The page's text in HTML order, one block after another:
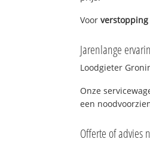
Voor
Jarenlange
Loodgieter
Onze
een
Offerte of advies